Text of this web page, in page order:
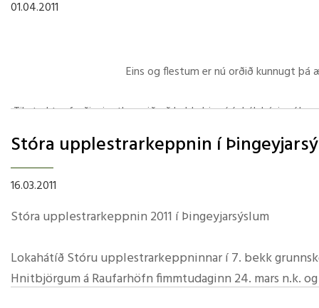
Mötuneyti
Starfsþróunaráætlun
Öxarfjarðarskóla
Leyfi nemenda
Menntastefna Norðurþings
Reglur um gestakomur
9. gr
01.04.2011
Eins og flestum er nú orðið kunnugt þá
Til styrktar ferðinni ætlum við að halda bingó í skólahúsinu í
Stóra upplestrarkeppnin í­
16.03.2011
Stóra upplestrarkeppnin 2011 í Þingeyjarsýslum
Lokahátíð Stóru upplestrarkeppninnar í 7. bekk
Hnitbjörgum á Raufarhöfn fimmtudaginn 24. mars n.k.